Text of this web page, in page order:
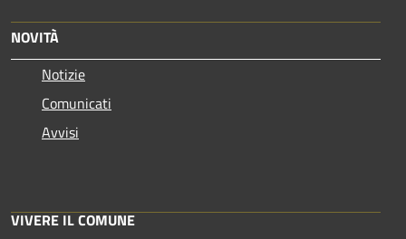
NOVITÀ
Notizie
Comunicati
Avvisi
VIVERE IL COMUNE